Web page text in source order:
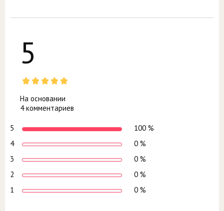
5
На основании
4 комментариев
5
100 %
4
0 %
3
0 %
2
0 %
1
0 %